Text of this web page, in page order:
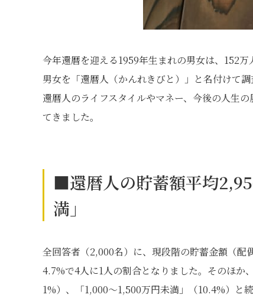
今年還暦を迎える1959年生まれの男女は、152
男女を「還暦人（かんれきびと）」と名付けて
還暦人のライフスタイルやマネー、今後の人生
てきました。
■還暦人の貯蓄額平均
満」
全回答者（2,000名）に、現段階の貯蓄金額（
4.7%で4人に1人の割合となりました。そのほか
1%）、「1,000～1,500万円未満」（10.4%）と続